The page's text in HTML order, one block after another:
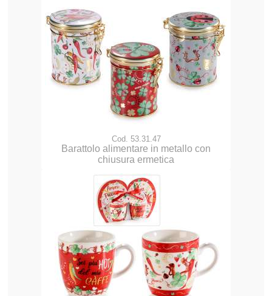
Cod. 53.31.47
Barattolo alimentare in metallo con
chiusura ermetica